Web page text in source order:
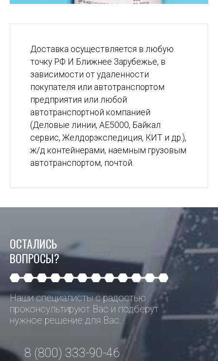
Доставка осуществляется в любую
точку РФ И Ближнее Зарубежье, в
зависимости от удаленности
покупателя или автотранспортом
предприятия или любой
автотранспортной компанией
(Деловые линии, АЕ5000, Байкал
сервис, Желдорэкспедиция, КИТ и др.),
ж/д контейнерами, наемным грузовым
автотранспортом, почтой.
ОСТАЛИСЬ
ВОПРОСЫ?
Наши специалисты с радостью
проконсультируют Вас и подберут
нужное решение для Вас.
8 (800) 333-90-46